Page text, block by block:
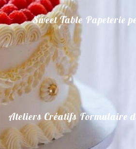
Sweet Table Papeterie
Ateliers Créatifs Formulaire